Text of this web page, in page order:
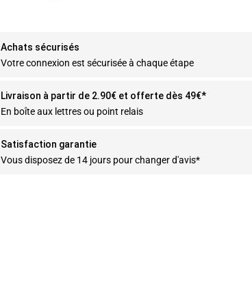
Achats sécurisés
Votre connexion est sécurisée à chaque étape
Livraison à partir de 2.90€ et offerte dès 49€*
En boîte aux lettres ou point relais
Satisfaction garantie
Vous disposez de 14 jours pour changer d'avis*